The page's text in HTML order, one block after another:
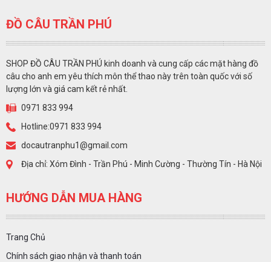
ĐỒ CÂU TRẦN PHÚ
SHOP ĐỒ CÂU TRẦN PHÚ kinh doanh và cung cấp các mặt hàng đồ
câu cho anh em yêu thích môn thể thao này trên toàn quốc với số
lượng lớn và giá cam kết rẻ nhất.
0971 833 994
Hotline:0971 833 994
docautranphu1@gmail.com
Địa chỉ: Xóm Đình - Trần Phú - Minh Cường - Thường Tín - Hà Nội
HƯỚNG DẪN MUA HÀNG
Trang Chủ
Chính sách giao nhận và thanh toán